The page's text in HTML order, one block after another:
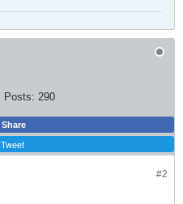
Posts: 290
Share
Tweet
#2